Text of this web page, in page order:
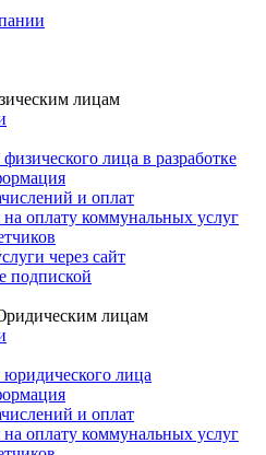
лицам
лица в разработке
и оплат
оплату коммунальных услуг
через сайт
подпиской
лицам
лица
и оплат
оплату коммунальных услуг